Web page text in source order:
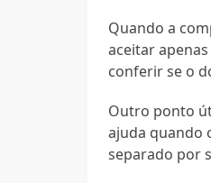
Quando a
aceitar
conferir se o
Outro ponto
ajuda quando
separado por